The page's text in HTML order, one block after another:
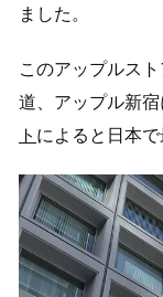
ました。
このアップルス
道、アップル新宿
ト によると日本